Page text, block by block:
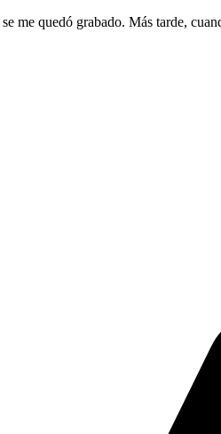
me quedó grabado. Más tarde,